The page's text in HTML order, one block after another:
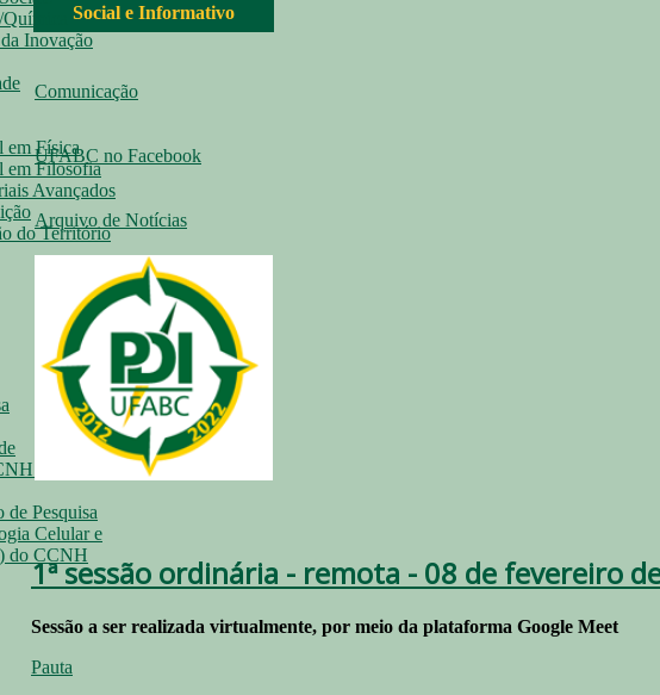
Inovação
em Física
em Filosofia
Avançados
do Território
para
Pesquisa
Celular e
do CCNH
Social e Informativo
Comunicação
UFABC no Facebook
Arquivo de Notícias
1ª sessão ordinária - remota - 08 de fevereiro
Sessão a ser realizada virtualmente, por meio da plataforma Google Meet
Pauta